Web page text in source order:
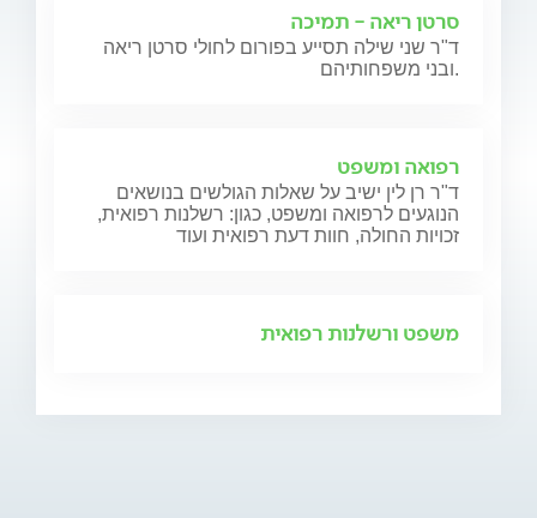
סרטן ריאה - תמיכה
ד"ר שני שילה תסייע בפורום לחולי סרטן ריאה
ובני משפחותיהם.
רפואה ומשפט
ד"ר רן לין ישיב על שאלות הגולשים בנושאים
הנוגעים לרפואה ומשפט, כגון: רשלנות רפואית,
זכויות החולה, חוות דעת רפואית ועוד
משפט ורשלנות רפואית